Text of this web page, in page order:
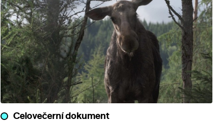
Celovečerní dokument